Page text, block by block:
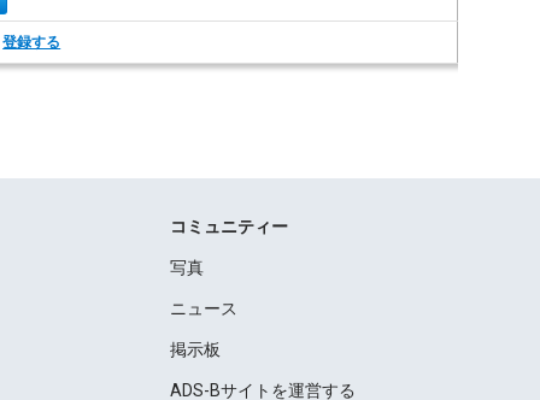
登録する
コミュニティー
写真
ニュース
掲示板
ADS-Bサイトを運営する